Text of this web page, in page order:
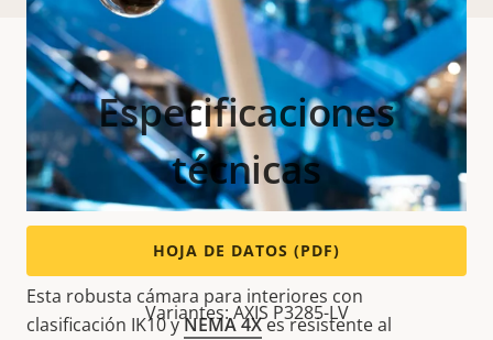
Resistencia y seguridad
Esta robusta cámara para interiores con
clasificación IK10 yNEMA 4Xes resistente al
Especificaciones
técnicas
HOJA DE DATOS (PDF)
Variantes: AXIS P3285-LV